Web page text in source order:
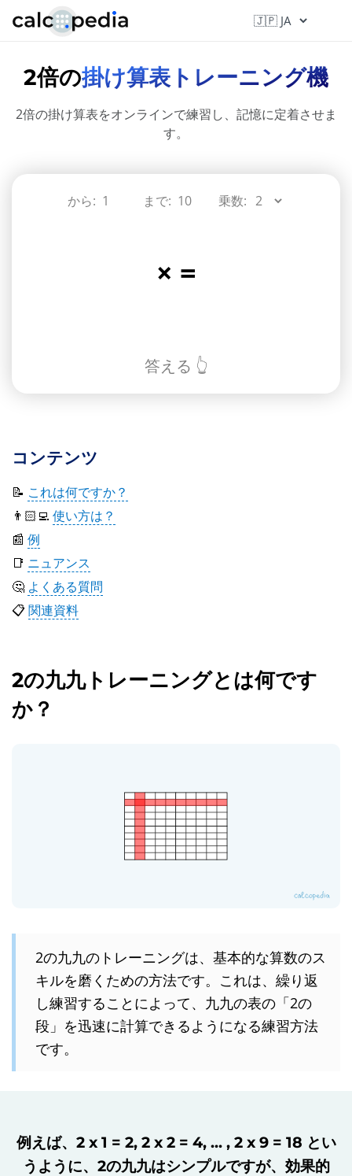
2倍の掛け算表トレーニング機
2倍の掛け算表をオンラインで練習し、記憶に定着させま
す。
から: まで: 乗数:
× =
答える 👆
コンテンツ
📝 これは何ですか？
👨🏻‍💻 使い方は？
📰 例
📑 ニュアンス
🤔 よくある質問
📋関連資料
2の九九トレーニングとは何です
か？
2の九九のトレーニングは、基本的な算数のス
キルを磨くための方法です。これは、繰り返
し練習することによって、九九の表の「2の
段」を迅速に計算できるようになる練習方法
です。
例えば、2 x 1 = 2, 2 x 2 = 4, ... , 2 x 9 = 18 とい
うように、2の九九はシンプルですが、効果的